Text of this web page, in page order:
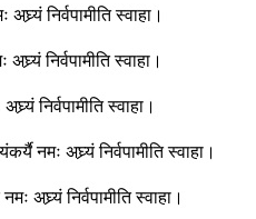
निर्वपामीति स्वाहा।
निर्वपामीति स्वाहा।
निर्वपामीति स्वाहा।
नमः अघ्र्यं निर्वपामीति स्वाहा।
अघ्र्यं निर्वपामीति स्वाहा।